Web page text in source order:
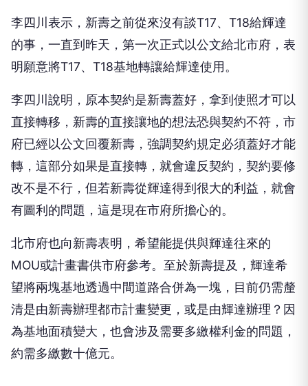
李四川表示，新壽之前從來沒有談T17、T18給輝達
的事，一直到昨天，第一次正式以公文給北市府，表
明願意將T17、T18基地轉讓給輝達使用。
李四川說明，原本契約是新壽蓋好，拿到使照才可以
直接轉移，新壽的直接讓地的想法恐與契約不符，市
府已經以公文回覆新壽，強調契約規定必須蓋好才能
轉，這部分如果是直接轉，就會違反契約，契約要修
改不是不行，但若新壽從輝達得到很大的利益，就會
有圖利的問題，這是現在市府所擔心的。
北市府也向新壽表明，希望能提供與輝達往來的
MOU或計畫書供市府參考。至於新壽提及，輝達希
望將兩塊基地透過中間道路合併為一塊，目前仍需釐
清是由新壽辦理都市計畫變更，或是由輝達辦理？因
為基地面積變大，也會涉及需要多繳權利金的問題，
約需多繳數十億元。